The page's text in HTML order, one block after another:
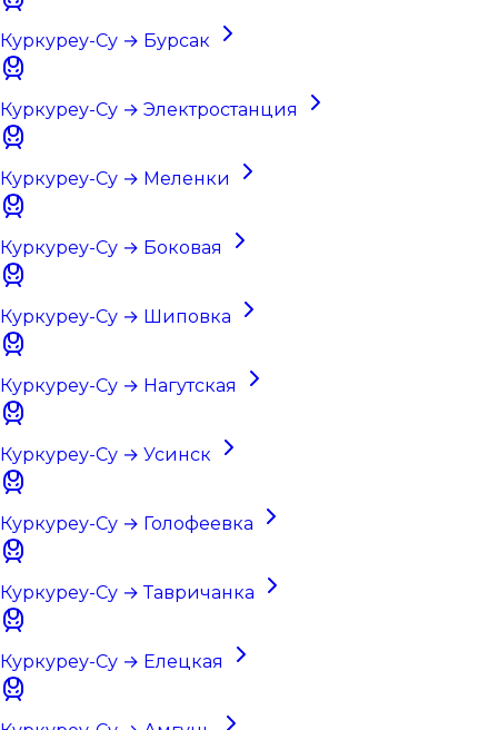
Куркуреу-Су → Бурсак
Куркуреу-Су → Электростанция
Куркуреу-Су → Меленки
Куркуреу-Су → Боковая
Куркуреу-Су → Шиповка
Куркуреу-Су → Нагутская
Куркуреу-Су → Усинск
Куркуреу-Су → Голофеевка
Куркуреу-Су → Тавричанка
Куркуреу-Су → Елецкая